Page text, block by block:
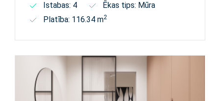
Istabas: 4
Ēkas tips: Mūra
Platība: 116.34 m2